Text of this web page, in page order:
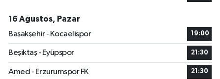
16 Ağustos, Pazar
Başakşehir - Kocaelispor
19:00
Beşiktaş - Eyüpspor 21:30
Amed - Erzurumspor FK 21:30